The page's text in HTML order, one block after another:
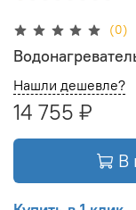
(0)
Нашли дешевле?
14 755 ₽
В